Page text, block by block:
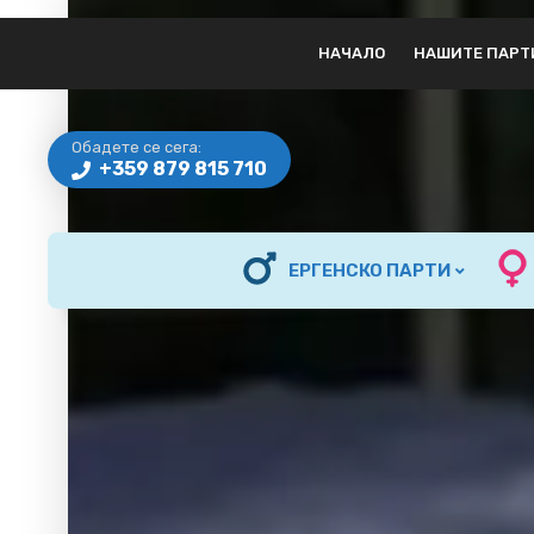
НАЧАЛО НАШИТЕ
Обадете се сега:
+359 879 815 710
ЕРГЕНСКО ПАРТИ